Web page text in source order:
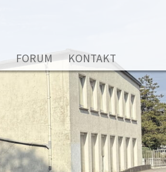
FORUM KONTAKT